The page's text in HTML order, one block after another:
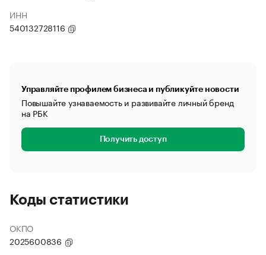
ИНН
540132728116
Управляйте профилем бизнеса и публикуйте новости
Повышайте узнаваемость и развивайте личный бренд
на РБК
Получить доступ
Коды статистики
ОКПО
2025600836